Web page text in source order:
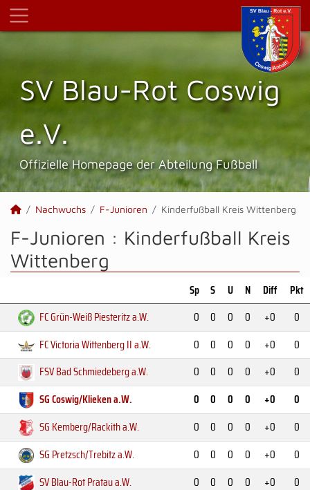
SV Blau-Rot Coswig
e.V.
Offizielle Homepage der Abteilung Fußball
Nachwuchs F-Junioren Kinderfußball Kreis Wittenberg
F-Junioren : Kinderfußball Kreis
Wittenberg
Sp S U N Diff
Pkt
FC Grün-Weiß Piesteritza.W. 0 0 0 0 +0
0
FC Victoria Wittenberg IIa.W. 0 0 0 0 +0
0
FSV Bad Schmiedeberga.W. 0 0 0 0 +0
0
SG Coswig/Kliekena.W. 0 0 0 0 +0
0
SG Kemberg/Rackitha.W. 0 0 0 0 +0
0
SG Pretzsch/Trebitza.W. 0 0 0 0 +0
0
SV Blau-Rot Prataua.W. 0 0 0 0 +0
0